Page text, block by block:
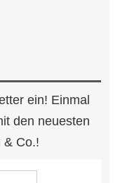
ein! Einmal
den neuesten
& Co.!